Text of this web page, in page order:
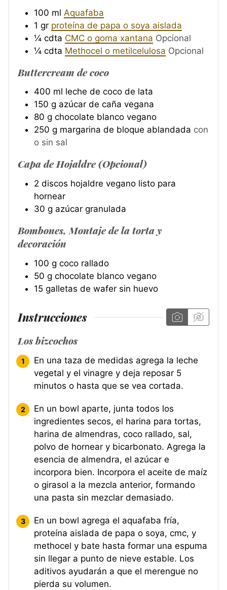
100 ml Aquafaba
1 gr proteína de papa o soya aislada
¼ cdta CMC o goma xantana Opcional
¼ cdta Methocel o metilcelulosa Opcional
Buttercream de coco
400 ml leche de coco de lata
150 g azúcar de caña vegana
80 g chocolate blanco vegano
250 g margarina de bloque ablandada con
o sin sal
Capa de Hojaldre (Opcional)
2 discos hojaldre vegano listo para
hornear
30 g azúcar granulada
Bombones, Montaje de la torta y
decoración
100 g coco rallado
50 g chocolate blanco vegano
15 galletas de wafer sin huevo
Instrucciones
Los bizcochos
En una taza de medidas agrega la leche
vegetal y el vinagre y deja reposar 5
minutos o hasta que se vea cortada.
En un bowl aparte, junta todos los
ingredientes secos, el harina para tortas,
harina de almendras, coco rallado, sal,
polvo de hornear y bicarbonato. Agrega la
esencia de almendra, el azúcar e
incorpora bien. Incorpora el aceite de maíz
o girasol a la mezcla anterior, formando
una pasta sin mezclar demasiado.
En un bowl agrega el aquafaba fría,
proteína aislada de papa o soya, cmc, y
methocel y bate hasta formar una espuma
sin llegar a punto de nieve estable. Los
aditivos ayudarán a que el merengue no
pierda su volumen.